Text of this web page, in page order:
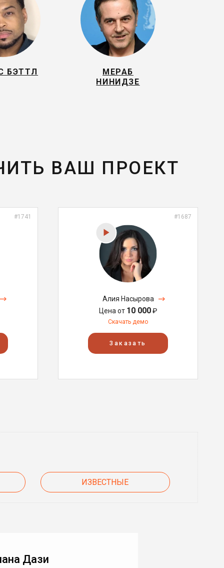
БЭТТЛ
МЕРАБ
НИНИДЗЕ
ВАШ ПРОЕКТ
#1741 #1687
Алия Насырова
Цена от 10 000₽
Скачать демо
Заказать
ИЗВЕСТНЫЕ
Дази